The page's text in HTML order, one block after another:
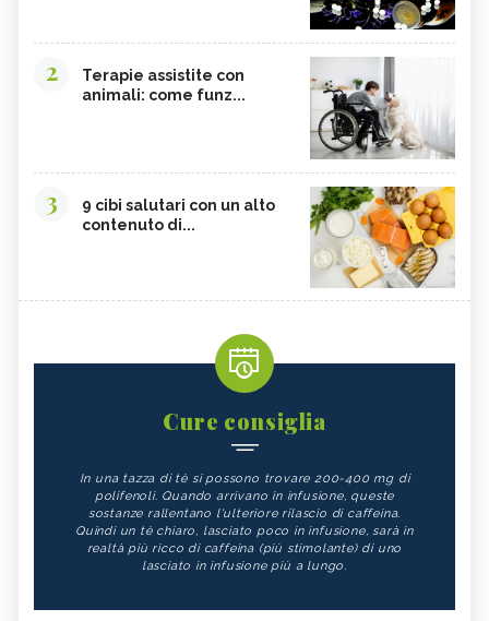
2
Terapie assistite con
animali: come funz...
3
9 cibi salutari con un alto
contenuto di...
Cure consiglia
In una tazza di tè si possono trovare 200-400 mg di
polifenoli. Quando arrivano in infusione, queste
sostanze rallentano l'ulteriore rilascio di caffeina.
Quindi un tè chiaro, lasciato poco in infusione, sarà in
realtà più ricco di caffeina (più stimolante) di uno
lasciato in infusione più a lungo.